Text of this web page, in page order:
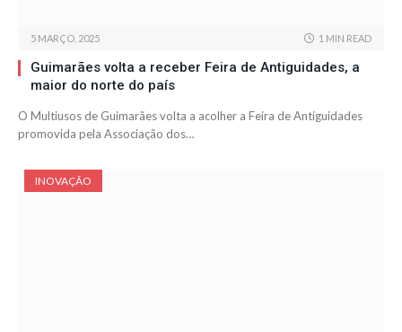
5 MARÇO, 2025 1 MIN READ
Guimarães volta a receber Feira de Antiguidades, a
maior do norte do país
O Multiusos de Guimarães volta a acolher a Feira de Antiguidades
promovida pela Associação dos…
INOVAÇÃO